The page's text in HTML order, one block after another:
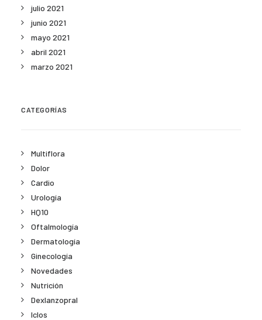
julio 2021
junio 2021
mayo 2021
abril 2021
marzo 2021
CATEGORÍAS
Multiflora
Dolor
Cardio
Urología
HQ10
Oftalmología
Dermatología
Ginecología
Novedades
Nutrición
Dexlanzopral
Iclos